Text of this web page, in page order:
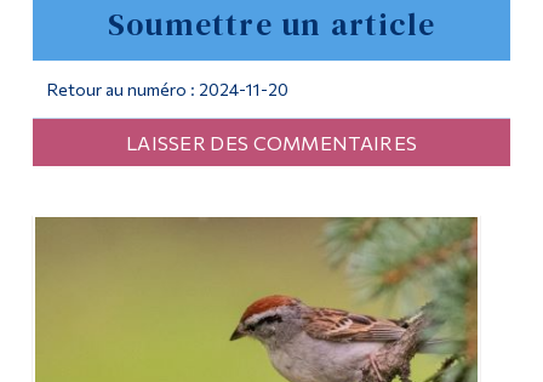
Soumettre un article
Retour au numéro : 2024-11-20
LAISSER DES COMMENTAIRES
Formation continue
Admissions
Qui vous êtes
Étudiants actuels
Corps enseignant et
personnel administratif
Diplômé·es et visiteur·euses